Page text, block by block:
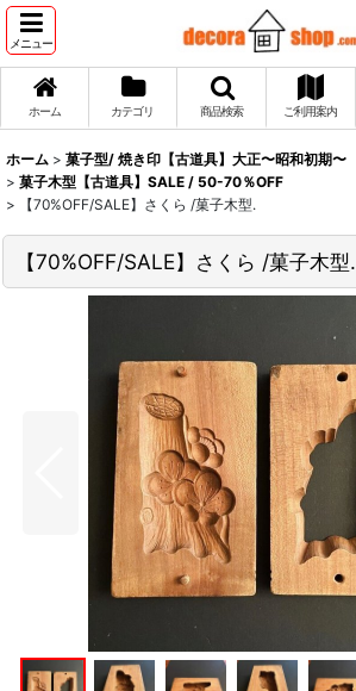
メニュー
ホーム カテゴリ 商品検索 ご利用案内
ホーム > 菓子型/ 焼き印【古道具】大正〜昭和初期〜
> 菓子木型【古道具】SALE / 50-70％OFF
>
【70%OFF/SALE】さくら /菓子木型.
【70%OFF/SALE】さくら /菓子木型.